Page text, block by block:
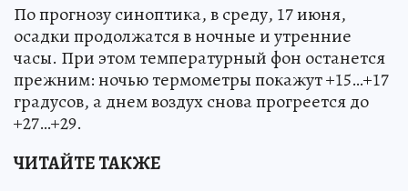
По прогнозу синоптика, в среду, 17 июня,
осадки продолжатся в ночные и утренние
часы. При этом температурный фон останется
прежним: ночью термометры покажут +15…+17
градусов, а днем воздух снова прогреется до
+27…+29.
ЧИТАЙТЕ ТАКЖЕ